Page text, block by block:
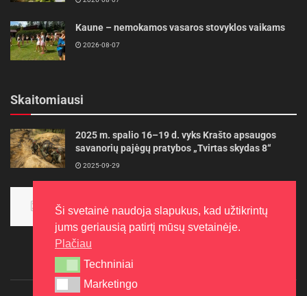
Kaune – nemokamos vasaros stovyklos vaikams
2026-08-07
Skaitomiausi
2025 m. spalio 16–19 d. vyks Krašto apsaugos
savanorių pajėgų pratybos „Tvirtas skydas 8“
2025-09-29
aukso
2015-10-30
Ši svetainė naudoja slapukus, kad užtikrintų
jums geriausią patirtį mūsų svetainėje.
Plačiau
Techniniai
Techniniai
Marketingo
Marketingo